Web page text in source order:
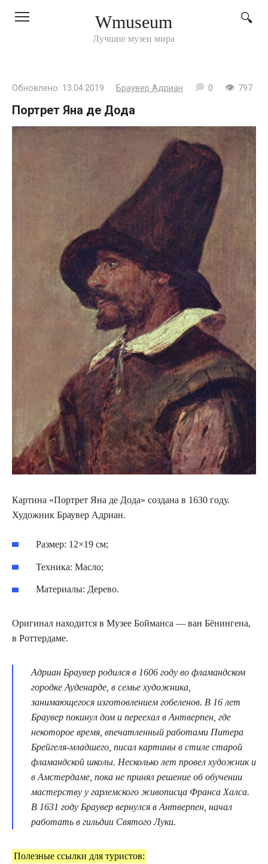
Wmuseum
Лучшие музеи мира
Обновлено: 13.04.2019 Браувер Адриан 0 797
Портрет Яна де Дода
Картина «Портрет Яна де Дода» создана в 1630 году.
Художник Браувер Адриан.
Размер: 12×19 см;
Техника: Масло;
Материалы: Дерево.
Оригинал находится в Музее Бойманса — ван Бёнингена,
в Роттердаме.
Адриан Браувер родился в 1606 году во фламандском
городке Ауденарде, в семье художника,
занимающегося изготовлением гобеленов. В 16 лет
Браувер покинул дом и переехал в Антверпен, где
некоторое время, впечатленный работами Питера
Брейгеля-младшего, писал картины в стиле старой
фламандской школы. Несколько лет провел художник и
в Амстердаме, пока не принял решение об обучении
мастерству у гарлемского живописца Франса Халса.
В 1631 году Браувер вернулся в Антверпен, начал
работать в гильдии Святого Луки.
Полезные ссылки для туристов: